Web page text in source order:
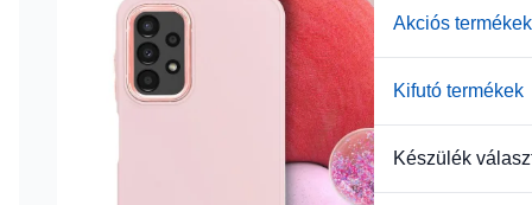
Akciós termékek
Kifutó termékek
Készülék